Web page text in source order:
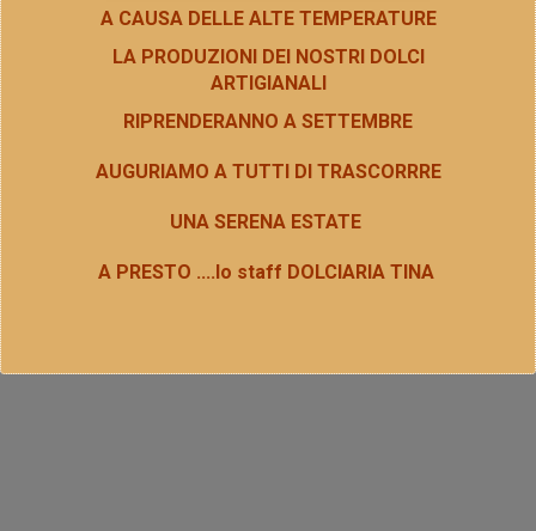
A CAUSA DELLE ALTE TEMPERATURE
LA PRODUZIONI DEI NOSTRI DOLCI
ARTIGIANALI
RIPRENDERANNO A SETTEMBRE
AUGURIAMO A TUTTI DI TRASCORRRE
UNA SERENA ESTATE
A PRESTO ....lo staff DOLCIARIA TINA